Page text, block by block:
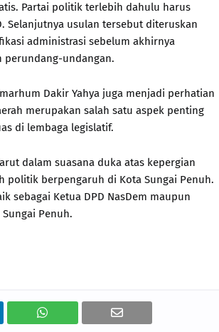
Partai politik terlebih dahulu harus
Selanjutnya usulan tersebut diteruskan
administrasi sebelum akhirnya
perundang-undangan.
Dakir Yahya juga menjadi perhatian
merupakan salah satu aspek penting
di lembaga legislatif.
dalam suasana duka atas kepergian
politik berpengaruh di Kota Sungai Penuh.
sebagai Ketua DPD NasDem maupun
Penuh.